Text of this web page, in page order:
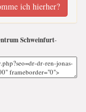
ich hierher?
Schweinfurt-